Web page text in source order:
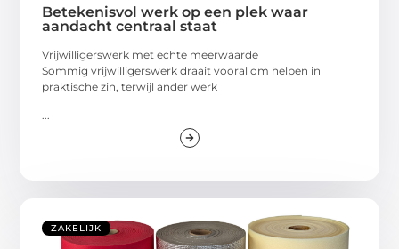
Betekenisvol werk op een plek waar
aandacht centraal staat
Vrijwilligerswerk met echte meerwaarde
Sommig vrijwilligerswerk draait vooral om helpen in
praktische zin, terwijl ander werk
...
ZAKELIJK